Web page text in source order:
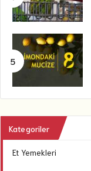
Kategoriler
Et Yemekleri